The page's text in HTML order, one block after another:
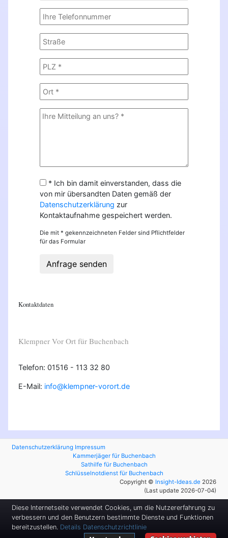
* Ich bin damit einverstanden, dass die
von mir übersandten Daten gemäß der
Datenschutzerklärung zur
Kontaktaufnahme gespeichert werden.
Die mit * gekennzeichneten Felder sind Pflichtfelder
für das Formular
Anfrage senden
Kontaktdaten
Klempner Vor Ort für Buchenbach
Telefon: 01516 - 113 32 80
E-Mail: info@klempner-vorort.de
Datenschutzerklärung Impressum
Kammerjäger für Buchenbach
Sathilfe für Buchenbach
Schlüsselnotdienst für Buchenbach
Copyright © Insight-Ideas.de 2026
(Last update 2026-07-04)
Diese Internetseite verwendet Cookies, um die Nutzererfahrung zu
verbessern und den Benutzern bestimmte Dienste und Funktionen
bereitzustellen. Details Datenschutzrichtlinie